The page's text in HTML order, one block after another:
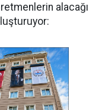
alacağı